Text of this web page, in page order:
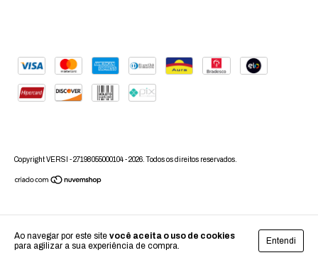
Ao navegar por este site você aceita o uso de cookies
para agilizar a sua experiência de compra.
Entendi
Copyright VERSI - 27198055000104 - 2026. Todos os direitos reservados.